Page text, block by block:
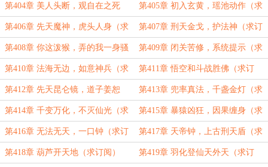
订阅） 订阅）
第404章 美人头断，观自在之死
（求订阅）
第405章 初入玄黄，瑶池动作（求
订阅）
第406章 先天魔神，虎头人身（求
订阅）
第407章 刑天金戈，护法神（求订
阅）
第408章 你这泼猴，弄的我一身骚
（求订阅）
第409章 闭关苦修，系统提示（求
订阅）
第410章 法海无边，如意神兵（求
订阅）
第411章 悟空和斗战胜佛（求订
阅）
第412章 先天昆仑镜，道子姜恕
（求订阅）
第413章 兜率真法，千盏金灯（求
订阅）
第414章 千变万化，不灭仙光（求
订阅）
第415章 暴猿凶狂，因果缠身（求
订阅）
第416章 无法无天，一口钟（求订
阅）
第417章 天帝钟，上古刑天盾（求
订阅）
第418章 葫芦开天地（求订阅） 第419章 羽化登仙天外天（求订